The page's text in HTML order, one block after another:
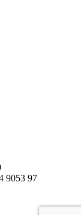
9053 97